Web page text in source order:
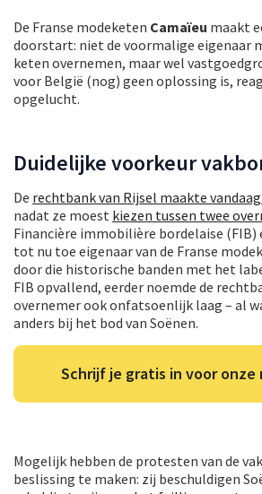
De Franse modeketen Camaïeu maakt
doorstart: niet de voormalige eigenaar
keten overnemen, maar wel
voor België (nog) geen oplossing is,
opgelucht.
Duidelijke voorkeur
De rechtbank van Rijsel maakte
nadat ze moest kiezen tussen twee
Financière immobilière bordelaise (FIB)
tot nu toe eigenaar van de Franse
door die historische banden met het
FIB opvallend, eerder noemde de
overnemer ook onfatsoenlijk laag – al
anders bij het bod van Soënen.
Schrijf je gratis in voor onze
Mogelijk hebben de protesten van de
beslissing te maken: zij beschuldigen